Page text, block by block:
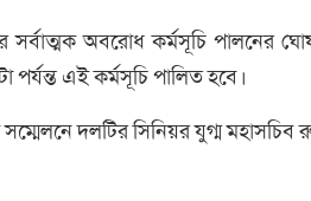
অবরোধ কর্মসূচি পালনের
এই কর্মসূচি পালিত হবে।
দলটির সিনিয়র যুগ্ম